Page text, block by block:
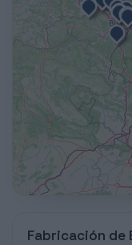
Fabricación de